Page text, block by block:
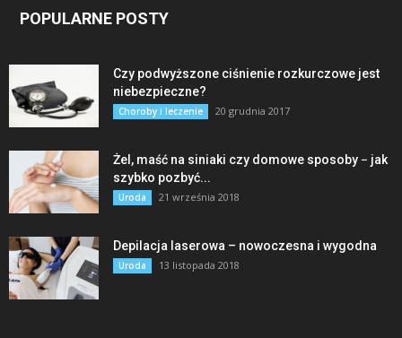
POPULARNE POSTY
Czy podwyższone ciśnienie rozkurczowe jest
niebezpieczne?
Choroby i leczenie 20 grudnia 2017
Żel, maść na siniaki czy domowe sposoby − jak
szybko pozbyć...
Uroda 21 września 2018
Depilacja laserowa – nowoczesna i wygodna
Uroda 13 listopada 2018